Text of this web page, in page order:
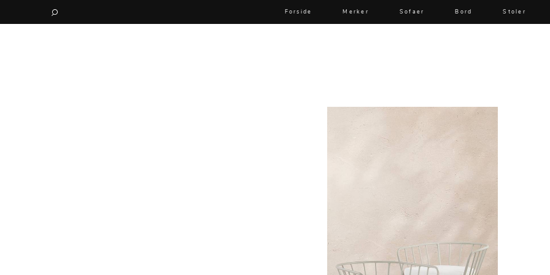
Forside Merker Sofaer Bord Stoler